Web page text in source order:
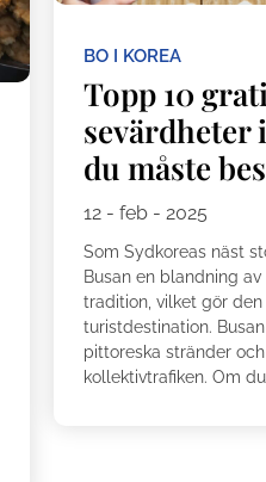
BO I KOREA
Topp 10
sevärdheter
du måste
12 - feb - 2025
Som Sydkoreas näst
Busan en blandning
tradition, vilket gör
turistdestination.
pittoreska stränder
kollektivtrafiken. Om